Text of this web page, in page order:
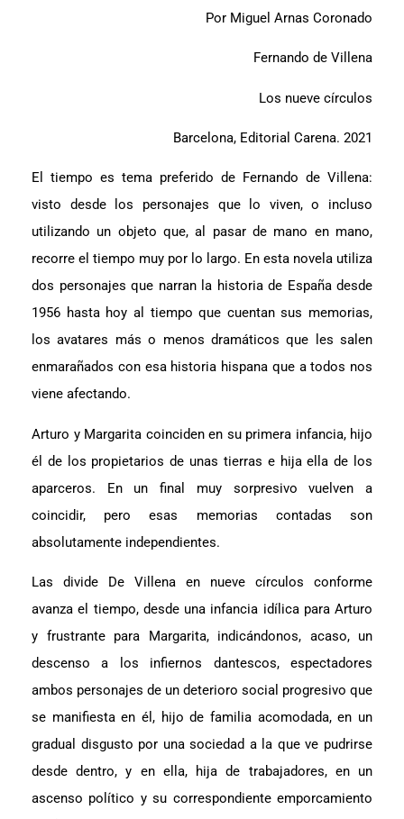
Por Miguel Arnas Coronado
Fernando de Villena
Los nueve círculos
Barcelona, Editorial Carena. 2021
El tiempo es tema preferido de Fernando de Villena:
visto desde los personajes que lo viven, o incluso
utilizando un objeto que, al pasar de mano en mano,
recorre el tiempo muy por lo largo. En esta novela utiliza
dos personajes que narran la historia de España desde
1956 hasta hoy al tiempo que cuentan sus memorias,
los avatares más o menos dramáticos que les salen
enmarañados con esa historia hispana que a todos nos
viene afectando.
Arturo y Margarita coinciden en su primera infancia, hijo
él de los propietarios de unas tierras e hija ella de los
aparceros. En un final muy sorpresivo vuelven a
coincidir, pero esas memorias contadas son
absolutamente independientes.
Las divide De Villena en nueve círculos conforme
avanza el tiempo, desde una infancia idílica para Arturo
y frustrante para Margarita, indicándonos, acaso, un
descenso a los infiernos dantescos, espectadores
ambos personajes de un deterioro social progresivo que
se manifiesta en él, hijo de familia acomodada, en un
gradual disgusto por una sociedad a la que ve pudrirse
desde dentro, y en ella, hija de trabajadores, en un
ascenso político y su correspondiente emporcamiento